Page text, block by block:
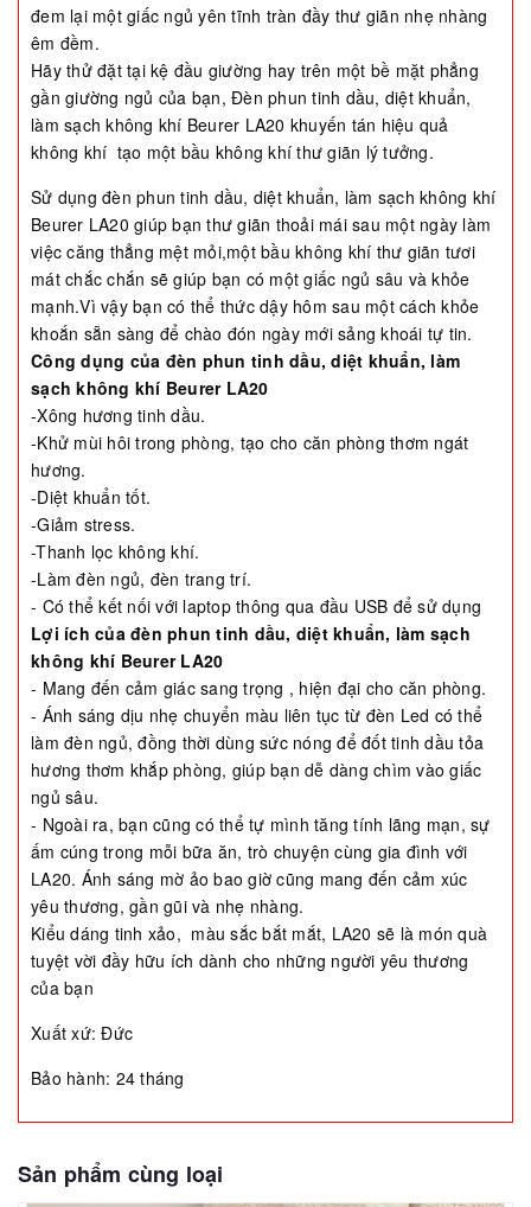
đem lại một giấc ngủ yên tĩnh tràn đầy thư giãn nhẹ nhàng
êm đềm.
Hãy thử đặt tại kệ đầu giường hay trên một bề mặt phẳng
gần giường ngủ của bạn, Đèn phun tinh dầu, diệt khuẩn,
làm sạch không khí Beurer LA20 khuyến tán hiệu quả
không khí tạo một bầu không khí thư giãn lý tưởng.
Sử dụng đèn phun tinh dầu, diệt khuẩn, làm sạch không khí
Beurer LA20 giúp bạn thư giãn thoải mái sau một ngày làm
việc căng thẳng mệt mỏi,một bầu không khí thư giãn tươi
mát chắc chắn sẽ giúp bạn có một giấc ngủ sâu và khỏe
mạnh.Vì vậy bạn có thể thức dậy hôm sau một cách khỏe
khoắn sẵn sàng để chào đón ngày mới sảng khoái tự tin.
Công dụng của đèn phun tinh dầu, diệt khuẩn, làm
sạch không khí Beurer LA20
-Xông hương tinh dầu.
-Khử mùi hôi trong phòng, tạo cho căn phòng thơm ngát
hương.
-Diệt khuẩn tốt.
-Giảm stress.
-Thanh lọc không khí.
-Làm đèn ngủ, đèn trang trí.
- Có thể kết nối với laptop thông qua đầu USB để sử dụng
Lợi ích của đèn phun tinh dầu, diệt khuẩn, làm sạch
không khí Beurer LA20
- Mang đến cảm giác sang trọng , hiện đại cho căn phòng.
- Ánh sáng dịu nhẹ chuyển màu liên tục từ đèn Led có thể
làm đèn ngủ, đồng thời dùng sức nóng để đốt tinh dầu tỏa
hương thơm khắp phòng, giúp bạn dễ dàng chìm vào giấc
ngủ sâu.
- Ngoài ra, bạn cũng có thể tự mình tăng tính lãng mạn, sự
ấm cúng trong mỗi bữa ăn, trò chuyện cùng gia đình với
LA20. Ánh sáng mờ ảo bao giờ cũng mang đến cảm xúc
yêu thương, gần gũi và nhẹ nhàng.
Kiểu dáng tinh xảo, màu sắc bắt mắt, LA20 sẽ là món quà
tuyệt vời đầy hữu ích dành cho những người yêu thương
của bạn
Xuất xứ: Đức
Bảo hành: 24 tháng
Sản phẩm cùng loại